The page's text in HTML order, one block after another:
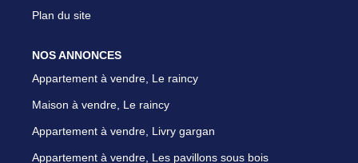
Plan du site
NOS ANNONCES
Appartement à vendre, Le raincy
Maison à vendre, Le raincy
Appartement à vendre, Livry gargan
Appartement à vendre, Les pavillons sous bois